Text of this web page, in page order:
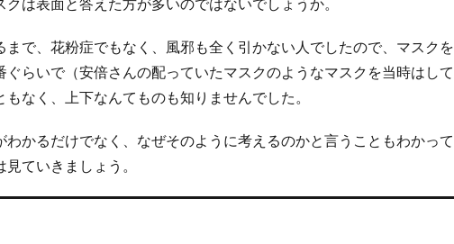
で、花粉症でもなく、風邪も全く引かない人でしたので、マスクを
ぐらいで（安倍さんの配っていたマスクのようなマスクを当時はして
なく、上下なんてものも知りませんでした。
かるだけでなく、なぜそのように考えるのかと言うこともわかって
見ていきましょう。